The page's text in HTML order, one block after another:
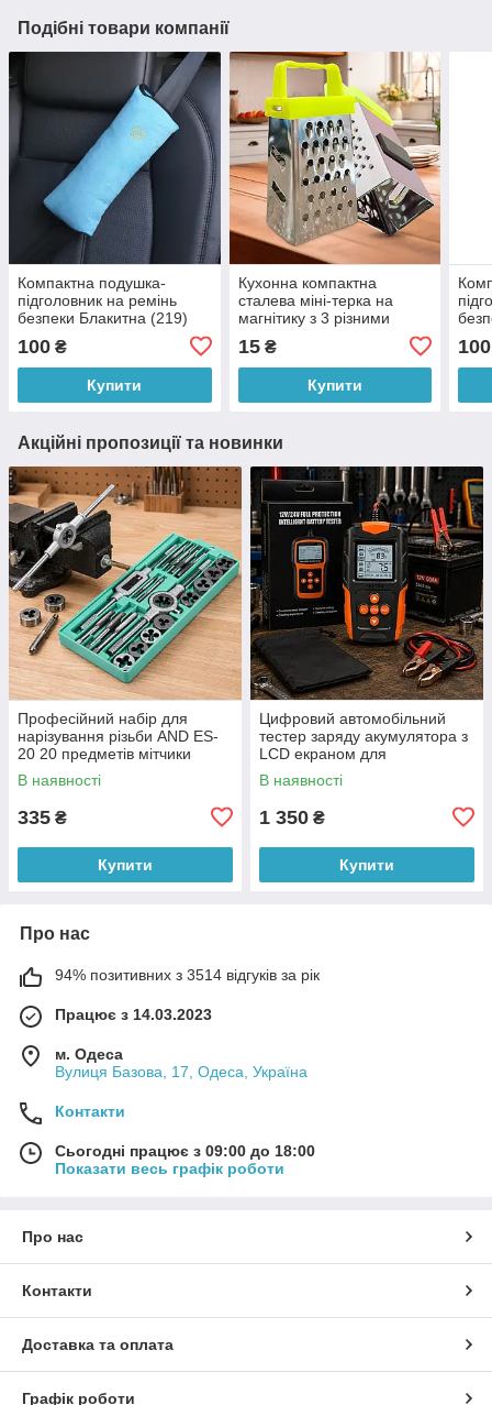
Подібні товари компанії
Компактна подушка-
підголовник на ремінь
безпеки Блакитна (219)
100 ₴
Купити
Кухонна компактна
сталева міні-терка на
магнітику з 3 різними
сторонами 7,5 см Жовтий
(YAB)
15₴
Купити
100
Акційні пропозиції та новинки
Професійний набір для
нарізування різьби AND ES-
20 20 предметів мітчики
плашки у кейсі (X05/4377)
В наявності
335 ₴
Купити
Цифровий автомобільний
тестер заряду акумулятора з
LCD екраном для
вимірювання E-FAST TK-100
26X-313 (509/5076)
В наявності
1 350 ₴
Купити
Про нас
94% позитивних з 3514 відгуків за рік
Працює з 14.03.2023
м. Одеса
Вулиця Базова, 17, Одеса, Україна
Контакти
Сьогодні працює з 09:00 до 18:00
Показати весь графік роботи
Про нас
Контакти
Доставка та оплата
Графік роботи